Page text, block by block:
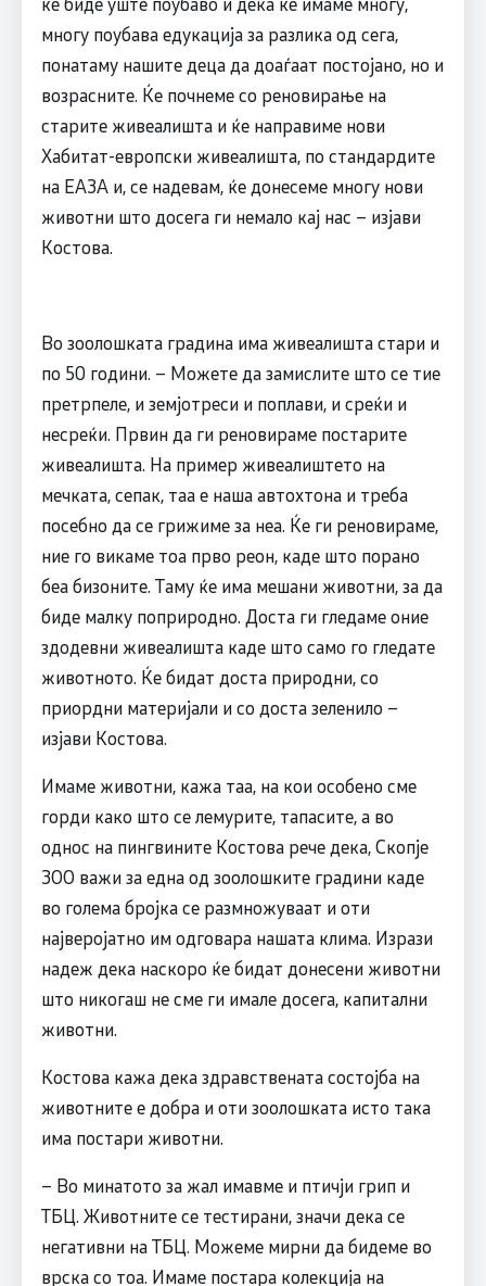
многу поубава едукација за разлика од сега,
понатаму нашите деца да доаѓаат постојано, но и
возрасните. Ќе почнеме со реновирање на
старите живеалишта и ќе направиме нови
Хабитат-европски живеалишта, по стандардите
на ЕАЗА и, се надевам, ќе донесеме многу нови
животни што досега ги немало кај нас – изјави
Костова.
Во зоолошката градина има живеалишта стари и
по 50 години. – Можете да замислите што се тие
претрпеле, и земјотреси и поплави, и среќи и
несреќи. Првин да ги реновираме постарите
живеалишта. На пример живеалиштето на
мечката, сепак, таа е наша автохтона и треба
посебно да се грижиме за неа. Ќе ги реновираме,
ние го викаме тоа прво реон, каде што порано
беа бизоните. Таму ќе има мешани животни, за да
биде малку поприродно. Доста ги гледаме оние
здодевни живеалишта каде што само го гледате
животното. Ќе бидат доста природни, со
приордни материјали и со доста зеленило –
изјави Костова.
Имаме животни, кажа таа, на кои особено сме
горди како што се лемурите, тапасите, а во
однос на пингвините Костова рече дека, Скопје
ЗОО важи за една од зоолошките градини каде
во голема бројка се размножуваат и оти
најверојатно им одговара нашата клима. Изрази
надеж дека наскоро ќе бидат донесени животни
што никогаш не сме ги имале досега, капитални
животни.
Костова кажа дека здравствената состојба на
животните е добра и оти зоолошката исто така
има постари животни.
– Во минатото за жал имавме и птичји грип и
ТБЦ. Животните се тестирани, значи дека се
негативни на ТБЦ. Можеме мирни да бидеме во
врска со тоа. Имаме постара колекција на